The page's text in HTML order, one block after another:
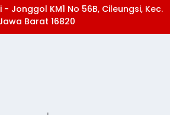
- Jonggol KM1 No 56B, Cileungsi, Kec.
Barat 16820